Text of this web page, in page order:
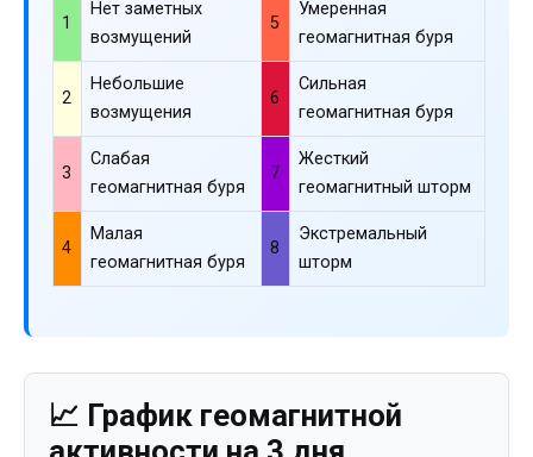
1
Нет заметных
возмущений
5
Умеренная
геомагнитная буря
2
Небольшие
возмущения
6
Сильная
геомагнитная буря
3
Слабая
геомагнитная буря
7
Жесткий
геомагнитный шторм
4
Малая
геомагнитная буря
8
Экстремальный
шторм
📈 График геомагнитной